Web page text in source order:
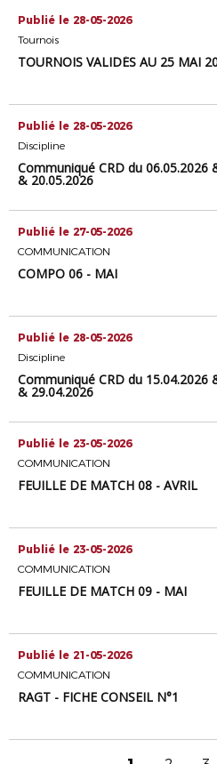
Publié le 28-05-2026
Tournois
TOURNOIS VALIDÉS AU 25 MAI
Publié le 28-05-2026
Discipline
Communiqué CRD du 06.05.2026
& 20.05.2026
Publié le 27-05-2026
COMMUNICATION
COMPO 06 - MAI
Publié le 28-05-2026
Discipline
Communiqué CRD du 15.04.2026
& 29.04.2026
Publié le 23-05-2026
COMMUNICATION
FEUILLE DE MATCH 08 - AVRIL
Publié le 23-05-2026
COMMUNICATION
FEUILLE DE MATCH 09 - MAI
Publié le 21-05-2026
COMMUNICATION
RAGT - FICHE CONSEIL N°1